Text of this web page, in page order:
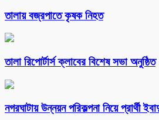
তালায় বজ্রপাতে কৃষক নিহত
‎তালা রিপোর্টার্স ক্লাবের বিশেষ সভা অনুষ্ঠিত
নগরঘাটায় উন্নয়ন পরিকল্পনা নিয়ে প্রার্থী